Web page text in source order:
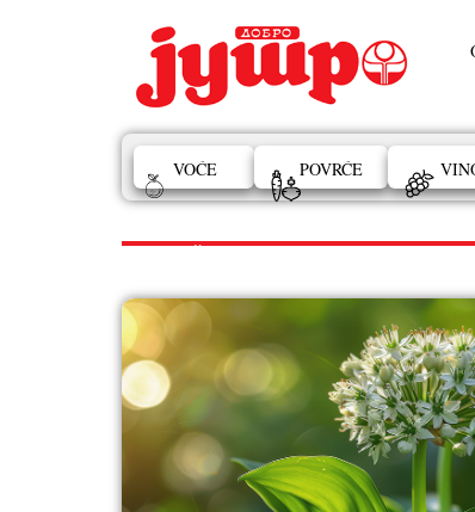
VOĆE POVRĆE
SREMUŠ